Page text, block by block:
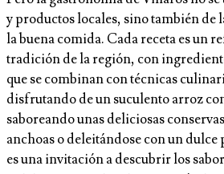
y productos locales, sino también de
la buena comida. Cada receta es un
tradición de la región, con
que se combinan con técnicas
disfrutando de un suculento arroz
saboreando unas deliciosas
anchoas o deleitándose con un dulce
es una invitación a descubrir los